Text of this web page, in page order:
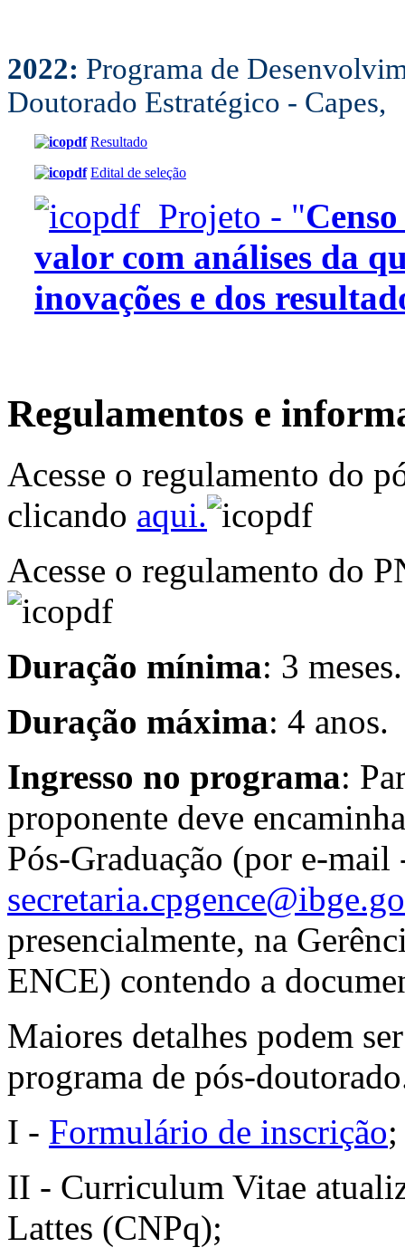
2022: Programa de
Doutorado Estratégico - Capes,
Resultado
Edital de seleção
Projeto - "
valor com análises da
inovações e dos
Regulamentos e
Acesse o regulamento do
clicando aqui.
Acesse o regulamento do
Duração mínima: 3 meses.
Duração máxima: 4 anos.
Ingresso no programa:
proponente deve
Pós-Graduação (por e-mail
presencialmente, na
ENCE) contendo a
Maiores detalhes podem
programa de pós-
I - Formulário de inscrição;
II - Curriculum Vitae
Lattes (CNPq);